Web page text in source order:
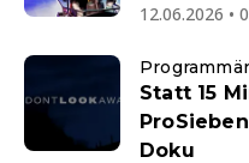
12.06.2026 •
Statt 15
Doku